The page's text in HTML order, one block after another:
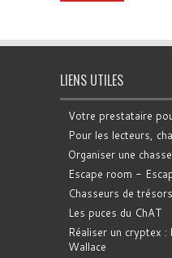
LIENS UTILES
Votre prestataire
Pour les lecteurs,
Organiser une
Escape room -
Chasseurs de trésors
Les puces du ChAT
Réaliser un cryptex
Wallace